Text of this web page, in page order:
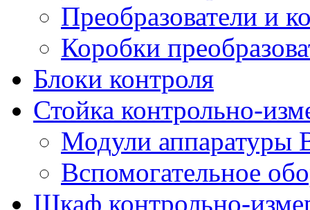
Преобразователи и
Коробки
Блоки контроля
Стойка контрольно-
Модули аппаратуры
Вспомогательное
Шкаф контрольно-